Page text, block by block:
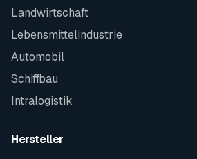
Landwirtschaft
Lebensmittelindustrie
Automobil
Schiffbau
Intralogistik
Hersteller